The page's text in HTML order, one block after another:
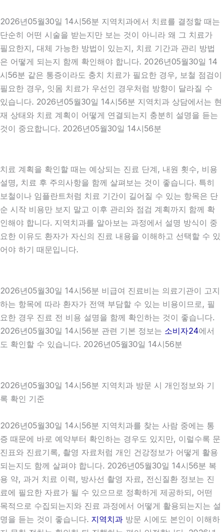
2026년05월30일 14시56분 지역치과에서 치료를 결정할 때는
단순히 어떤 시술을 받는지만 보는 것이 아니라 왜 그 치료가
필요한지, 대체 가능한 방법이 있는지, 치료 기간과 관리 방법
은 어떻게 되는지 함께 확인해야 합니다. 2026년05월30일 14
시56분 같은 통증이라도 충치 치료가 필요한 경우, 보철 점검이
필요한 경우, 잇몸 치료가 우선인 경우처럼 방향이 달라질 수
있습니다. 2026년05월30일 14시56분 지역치과 상담에서는 현
재 상태와 치료 계획이 어떻게 연결되는지 충분히 설명을 듣는
것이 중요합니다. 2026년05월30일 14시56분
치료 계획을 확인할 때는 예상되는 진료 단계, 내원 횟수, 비용
설명, 치료 후 주의사항을 함께 살펴보는 것이 좋습니다. 특히
보철이나 임플란트처럼 치료 기간이 길어질 수 있는 항목은 단
순 시작 비용만 보지 말고 이후 관리와 점검 계획까지 함께 확
인해야 합니다. 지역치과를 알아보는 과정에서 설명 방식이 중
요한 이유도 환자가 자신의 진료 내용을 이해하고 선택할 수 있
어야 하기 때문입니다.
2026년05월30일 14시56분 비급여 진료비는 의료기관이 고지
하는 항목에 따라 환자가 전액 부담할 수 있는 비용이므로, 필
요한 경우 진료 전 비용 설명을 함께 확인하는 것이 좋습니다.
2026년05월30일 14시56분 관련 기본 정보는 소비자24에서
도 확인할 수 있습니다. 2026년05월30일 14시56분
2026년05월30일 14시56분 지역치과 방문 시 개인정보와 기
록 확인 기준
2026년05월30일 14시56분 지역치과를 찾는 사람 중에는 통
증 때문에 바로 예약부터 확인하는 경우도 있지만, 이럴수록 문
진표와 진료기록, 촬영 자료처럼 개인 건강정보가 어떻게 활용
되는지도 함께 살펴야 합니다. 2026년05월30일 14시56분 복
용 약, 과거 치료 이력, 방사선 촬영 자료, 전신질환 정보는 진
료에 필요한 자료가 될 수 있으므로 정확하게 제공하되, 어떤
목적으로 수집되는지와 진료 과정에서 어떻게 활용되는지는 설
명을 듣는 것이 좋습니다. 지역치과 방문 시에도 본인이 이해하